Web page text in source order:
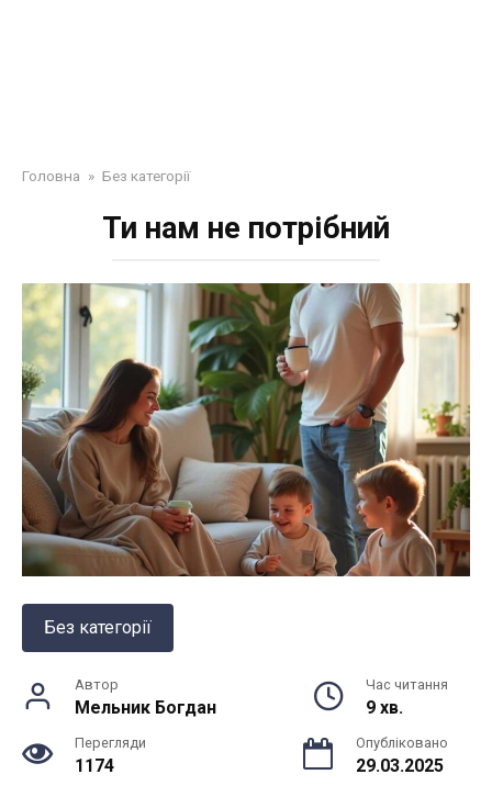
Головна » Без категорії
Ти нам не потрібний
Без категорії
Автор
Мельник Богдан
Час читання
9 хв.
Перегляди
1174
Опубліковано
29.03.2025